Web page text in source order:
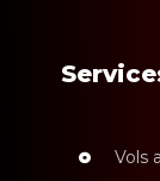
Vols